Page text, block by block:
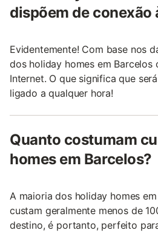
dispõem de conexão
Evidentemente! Com base nos
dos holiday homes em Barcelos
Internet. O que significa que
ligado a qualquer hora!
Quanto costumam
homes em Barcelos?
A maioria dos holiday homes
custam geralmente menos de
destino, é portanto, perfeito